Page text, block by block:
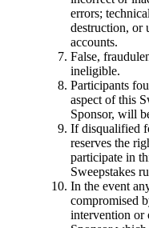
errors;
destruction, or
accounts.
False,
ineligible.
Participants
aspect of this
Sponsor, will
If disqualified
reserves the
participate in
Sweepstakes
In the event
compromised
intervention or